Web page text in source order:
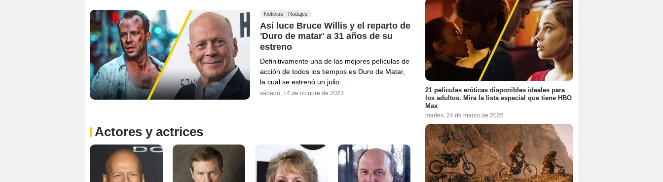
Noticias - Rodajes
Así luce Bruce Willis y el reparto de
'Duro de matar' a 31 años de su
estreno
Definitivamente una de las mejores películas de
acción de todos los tiempos es Duro de Matar,
la cual se estrenó un julio…
sábado, 14 de octubre de 2023
Actores y actrices
21 películas eróticas disponibles ideales para
los adultos. Mira la lista especial que tiene HBO
Max
martes, 24 de marzo de 2026